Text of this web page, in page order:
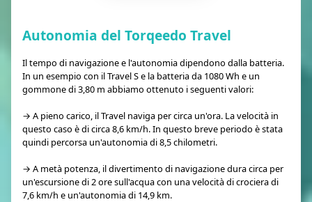
Autonomia del Torqeedo Travel
Il tempo di navigazione e l'autonomia dipendono dalla batteria.
In un esempio con il Travel S e la batteria da 1080 Wh e un
gommone di 3,80 m abbiamo ottenuto i seguenti valori:
→ A pieno carico, il Travel naviga per circa un'ora. La velocità in
questo caso è di circa 8,6 km/h. In questo breve periodo è stata
quindi percorsa un'autonomia di 8,5 chilometri.
→ A metà potenza, il divertimento di navigazione dura circa per
un'escursione di 2 ore sull'acqua con una velocità di crociera di
7,6 km/h e un'autonomia di 14,9 km.